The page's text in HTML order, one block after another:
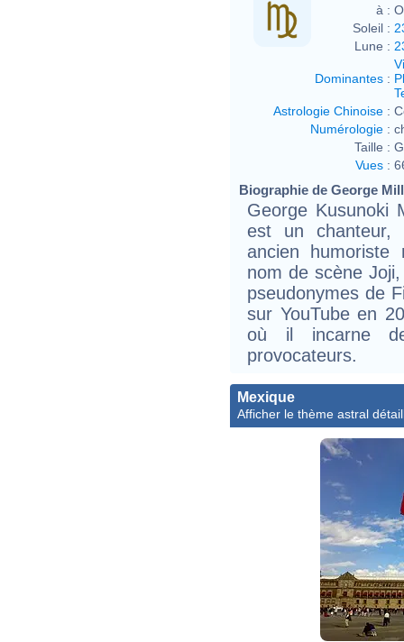
à :
Soleil :
Lune :
Dominantes :
Astrologie Chinoise :
Numérologie :
Taille :
Vues :
Biographie de George
George Kusunoki
est un chanteur,
ancien humoriste
nom de scène
pseudonymes de
sur YouTube en
où il incarne
provocateurs.
Mexique
Afficher le thème astral